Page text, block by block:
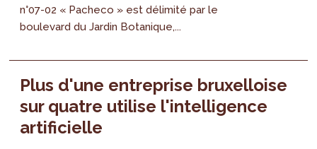
n°07-02 « Pacheco » est délimité par le
boulevard du Jardin Botanique,...
Plus d'une entreprise bruxelloise
sur quatre utilise l'intelligence
artificielle